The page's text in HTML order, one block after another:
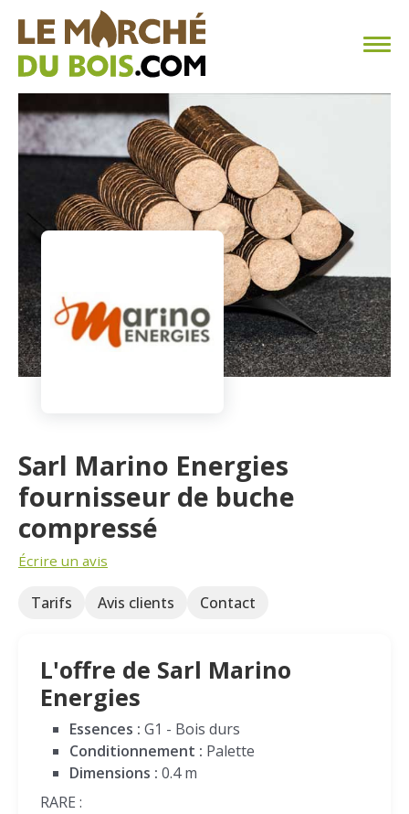
CHAUFFAGE AU BOIS
FAQ
CALCULER SA CONSOMMATION
BLOG
ESPACE PRO
Sarl Marino Energies
fournisseur de buche
compressé
Écrire un avis
Tarifs Avis clients Contact
L'offre de Sarl Marino
Energies
Essences : G1 - Bois durs
Conditionnement : Palette
Dimensions : 0.4 m
RARE :